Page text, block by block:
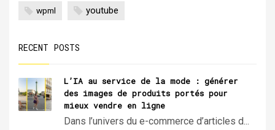
wpml youtube
RECENT POSTS
L’IA au service de la mode : générer
des images de produits portés pour
mieux vendre en ligne
Dans l’univers du e-commerce d’articles d...